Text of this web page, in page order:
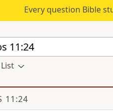
Every question Bible
11:24